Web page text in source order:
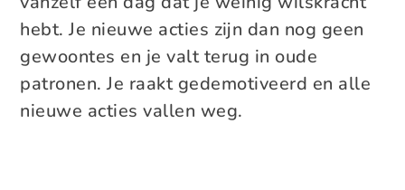
hebt. Je nieuwe acties zijn dan nog geen
gewoontes en je valt terug in oude
patronen. Je raakt gedemotiveerd en alle
nieuwe acties vallen weg.